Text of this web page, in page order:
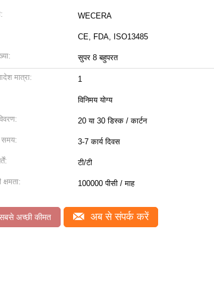
WECERA
CE, FDA, ISO13485
सुपर 8 बहुपरत
मात्रा: 1
विनिमय योग्य
20 या 30 डिस्क / कार्टन
3-7 कार्य दिवस
टी/टी
100000 पीसी / माह
अच्छी कीमत अब से संपर्क करें